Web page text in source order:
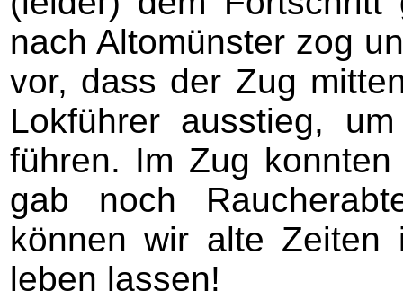
nach Altomünster zog
vor, dass der Zug
Lokführer ausstieg,
führen. Im Zug
gab noch
können wir alte Zeiten
leben lassen!